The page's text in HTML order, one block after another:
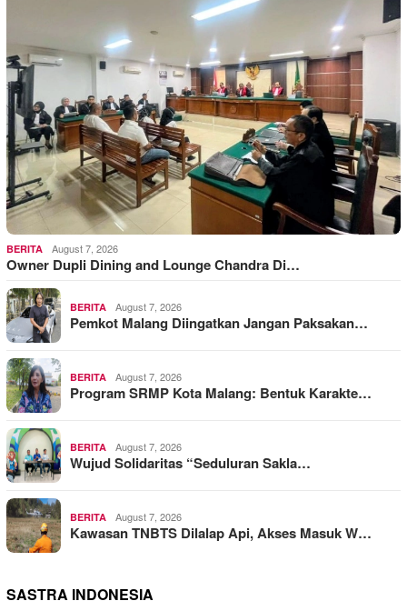
BERITA August 7, 2026
Owner Dupli Dining and Lounge Chandra Di…
BERITA August 7, 2026
Pemkot Malang Diingatkan Jangan Paksakan…
BERITA August 7, 2026
Program SRMP Kota Malang: Bentuk Karakte…
BERITA August 7, 2026
Wujud Solidaritas “Seduluran Sakla…
BERITA August 7, 2026
Kawasan TNBTS Dilalap Api, Akses Masuk W…
SASTRA INDONESIA